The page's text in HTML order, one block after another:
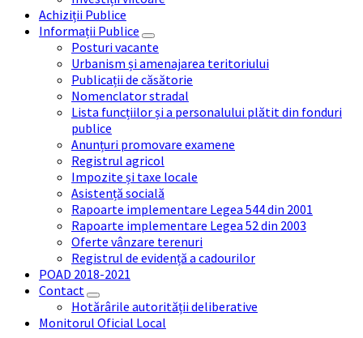
Achiziții Publice
Informații Publice
Posturi vacante
Urbanism și amenajarea teritoriului
Publicații de căsătorie
Nomenclator stradal
Lista funcțiilor și a personalului plătit din fonduri
publice
Anunțuri promovare examene
Registrul agricol
Impozite și taxe locale
Asistență socială
Rapoarte implementare Legea 544 din 2001
Rapoarte implementare Legea 52 din 2003
Oferte vânzare terenuri
Registrul de evidență a cadourilor
POAD 2018-2021
Contact
Hotărârile autorității deliberative
Monitorul Oficial Local